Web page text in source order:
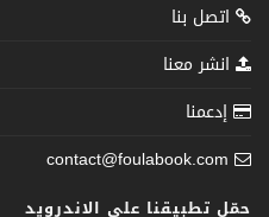
اتصل بنا
انشر معنا
إدعمنا
contact@foulabook.com
حمّل تطبيقنا على الاندرويد